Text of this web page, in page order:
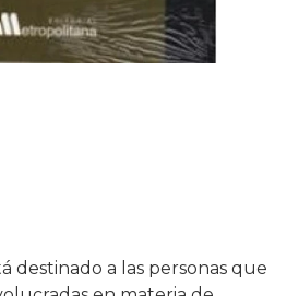
destinado a las personas que